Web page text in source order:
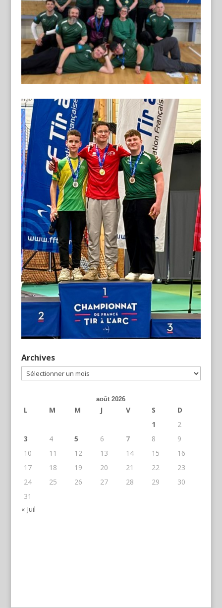
Archives
Archives
août 2026
L M M J V S
D
1
2
3
4 5 6 7 8
9
10
11 12 13 14 15
16
17
18 19 20 21 22
23
24
25 26 27 28 29
30
31
« Juil